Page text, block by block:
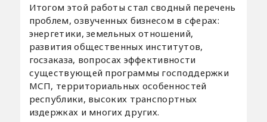
Итогом этой работы стал сводный перечень
проблем, озвученных бизнесом в сферах:
энергетики, земельных отношений,
развития общественных институтов,
госзаказа, вопросах эффективности
существующей программы господдержки
МСП, территориальных особенностей
республики, высоких транспортных
издержках и многих других.